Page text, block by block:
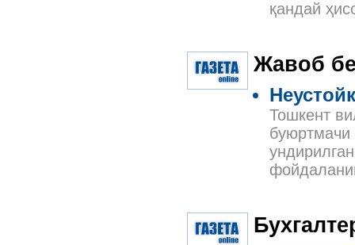
қандай
Жавоб
Тошкент
буюртмачи